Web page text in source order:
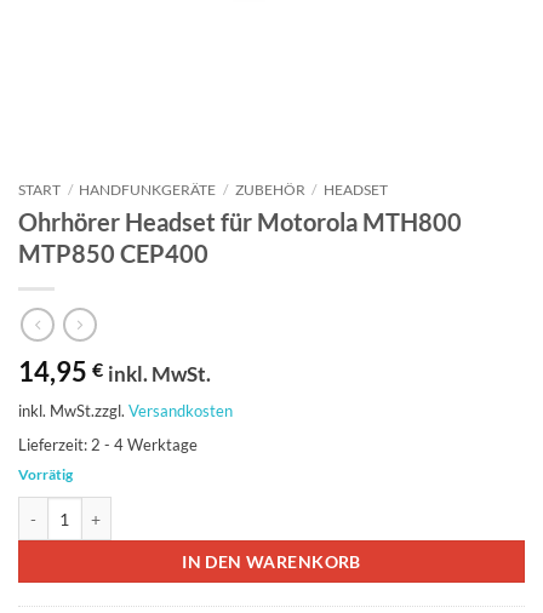
START / HANDFUNKGERÄTE / ZUBEHÖR / HEADSET
Ohrhörer Headset für Motorola MTH800
MTP850 CEP400
14,95 € inkl. MwSt.
inkl. MwSt.zzgl. Versandkosten
Lieferzeit: 2 - 4 Werktage
Vorrätig
IN DEN WARENKORB